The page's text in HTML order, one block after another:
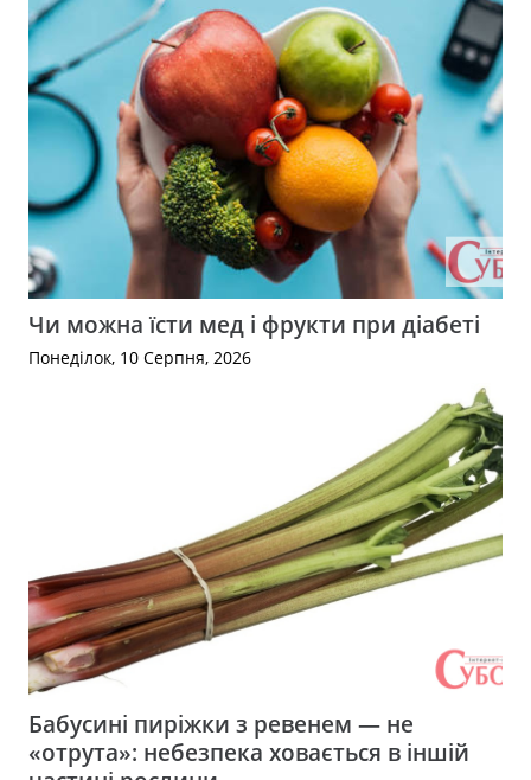
Чи можна їсти мед і фрукти при діабеті
Понеділок, 10 Серпня, 2026
Бабусині пиріжки з ревенем — не
«отрута»: небезпека ховається в іншій